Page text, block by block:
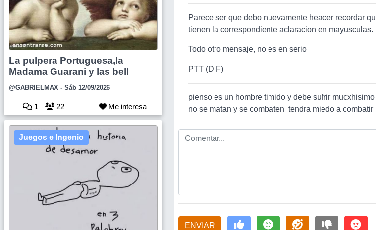
La pulpera Portuguesa,la
Madama Guarani y las bell
@GABRIELMAX - Sáb 12/09/2026
1 22 Me interesa
Juegos e Ingenio
Parece ser que debo nuevamente heacer recordar
tienen la correspondiente aclaracion en mayusculas.
Todo otro mensaje, no es en serio
PTT (DIF)
pienso es un hombre timido y debe sufrir
no se matan y se combaten tendra miedo a combatir ,
ENVIAR